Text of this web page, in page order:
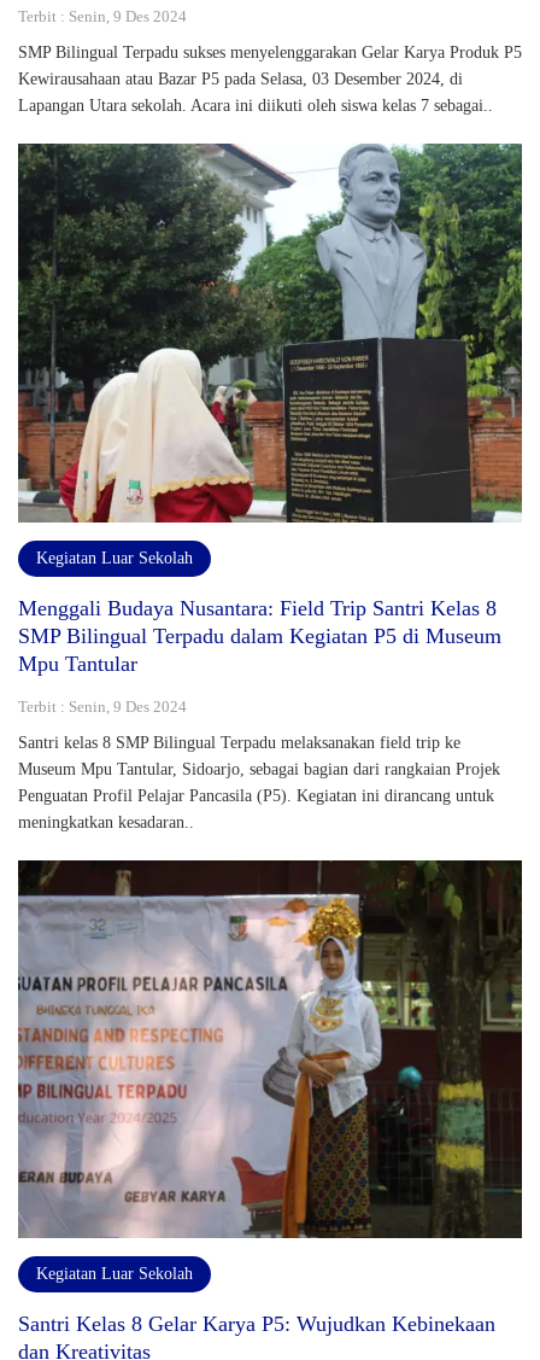
Terbit : Senin, 9 Des 2024
SMP Bilingual Terpadu sukses menyelenggarakan Gelar Karya Produk P5
Kewirausahaan atau Bazar P5 pada Selasa, 03 Desember 2024, di
Lapangan Utara sekolah. Acara ini diikuti oleh siswa kelas 7 sebagai..
Kegiatan Luar Sekolah
Menggali Budaya Nusantara: Field Trip Santri Kelas 8
SMP Bilingual Terpadu dalam Kegiatan P5 di Museum
Mpu Tantular
Terbit : Senin, 9 Des 2024
Santri kelas 8 SMP Bilingual Terpadu melaksanakan field trip ke
Museum Mpu Tantular, Sidoarjo, sebagai bagian dari rangkaian Projek
Penguatan Profil Pelajar Pancasila (P5). Kegiatan ini dirancang untuk
meningkatkan kesadaran..
Kegiatan Luar Sekolah
Santri Kelas 8 Gelar Karya P5: Wujudkan Kebinekaan
dan Kreativitas